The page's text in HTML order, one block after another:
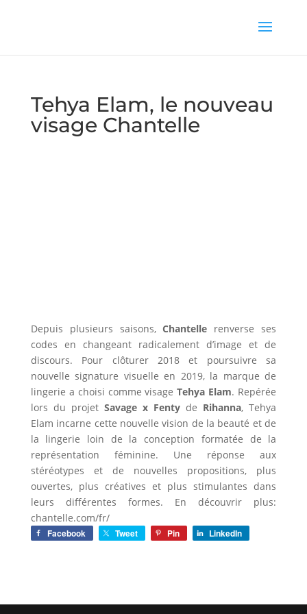
Tehya Elam, le nouveau
visage Chantelle
Depuis plusieurs saisons,Chantelle renverse ses
codes en changeant radicalement d’image et de
discours. Pour clôturer 2018 et poursuivre sa
nouvelle signature visuelle en 2019, la marque de
lingerie a choisi comme visageTehya Elam. Repérée
lors du projet Savage x Fenty de Rihanna, Tehya
Elam incarne cette nouvelle vision de la beauté et de
la lingerie loin de la conception formatée de la
représentation féminine. Une réponse aux
stéréotypes et de nouvelles propositions, plus
ouvertes, plus créatives et plus stimulantes dans
leurs différentes formes. En découvrir plus:
chantelle.com/fr/
Facebook Tweet Pin LinkedIn